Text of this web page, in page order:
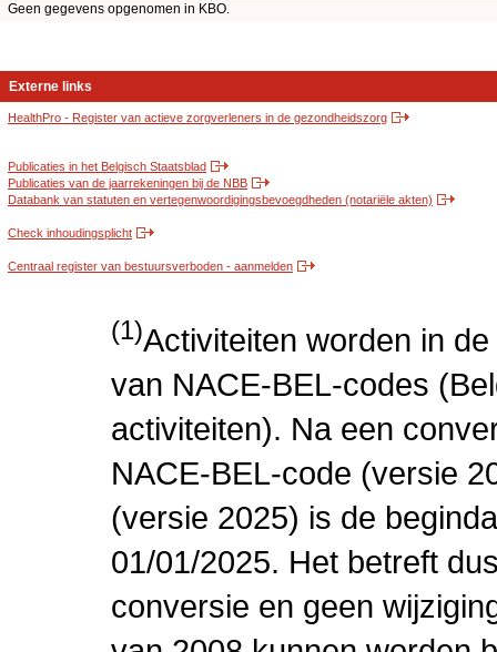
Geen gegevens opgenomen in KBO.
Externe links
HealthPro - Register van actieve zorgverleners in de gezondheidszorg
Publicaties in het Belgisch Staatsblad
Publicaties van de jaarrekeningen bij de NBB
Databank van statuten en vertegenwoordigingsbevoegdheden (notariële akten)
Check inhoudingsplicht
Centraal register van bestuursverboden - aanmelden
(1)Activiteiten worden in
van NACE-BEL-codes
activiteiten). Na een
NACE-BEL-code (versie
(versie 2025) is de
01/01/2025. Het betreft
conversie en geen